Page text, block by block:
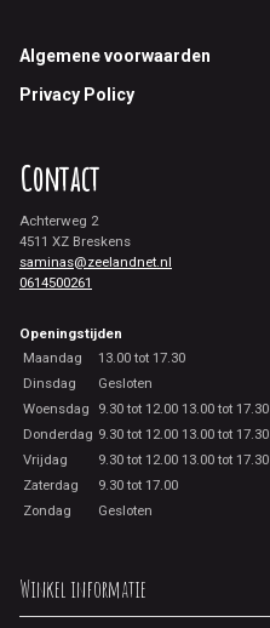
Footer
Algemene voorwaarden
Privacy Policy
Contact
Achterweg 2
4511 XZ Breskens
saminas@zeelandnet.nl
0614500261
Openingstijden
Maandag
13.00 tot 17.30
Dinsdag
Gesloten
Woensdag
9.30 tot 12.00 13.00 tot 17.30
Donderdag 9.30 tot 12.00 13.00 tot 17.30
Vrijdag
9.30 tot 12.00 13.00 tot 17.30
Zaterdag
9.30 tot 17.00
Zondag
Gesloten
Winkel informatie